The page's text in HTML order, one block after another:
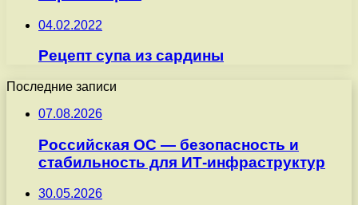
04.02.2022
Рецепт супа из сардины
Последние записи
07.08.2026
Российская ОС — безопасность и
стабильность для ИТ-инфраструктур
30.05.2026